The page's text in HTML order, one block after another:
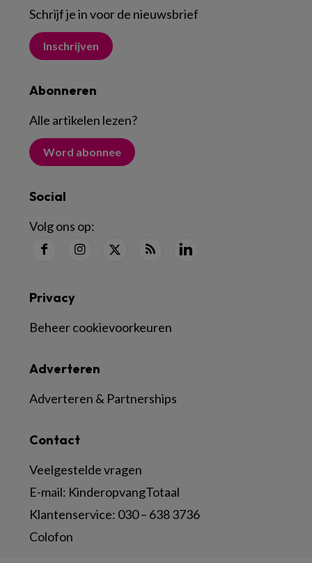
Schrijf je in voor de nieuwsbrief
Inschrijven
Abonneren
Alle artikelen lezen?
Word abonnee
Social
Volg ons op:
Contact
Veelgestelde vragen
E-mail: KinderopvangTotaal
Klantenservice: 030 – 638 3736
Colofon
Adverteren
Adverteren & Partnerships
Privacy
Beheer cookievoorkeuren